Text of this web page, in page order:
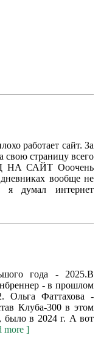
работает сайт. За
свою страницу всего
НА САЙТ Ооочень
вообще не
я думал интернет
года - 2025.В
- в прошлом
Ольга Фаттахова -
Клуба-300 в этом
было в 2024 г. А вот
more ]